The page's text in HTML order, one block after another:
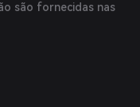
são fornecidas nas